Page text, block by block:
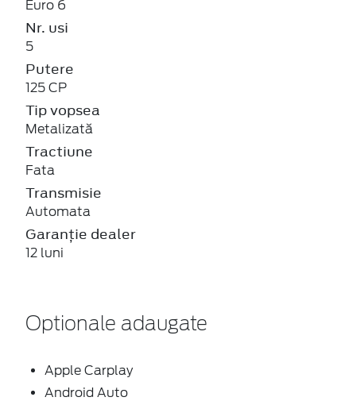
Euro 6
Nr. usi
5
Putere
125 CP
Tip vopsea
Metalizată
Tractiune
Fata
Transmisie
Automata
Garanție dealer
12 luni
Optionale adaugate
Apple Carplay
Android Auto